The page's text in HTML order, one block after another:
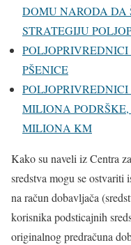
DOMU NARODA DA
STRATEGIJU
PŠENICE
MILIONA
MILIONA KM
Kako su naveli iz Centra
sredstva mogu se ostvariti
na račun dobavljača
korisnika podsticajnih
originalnog predračuna